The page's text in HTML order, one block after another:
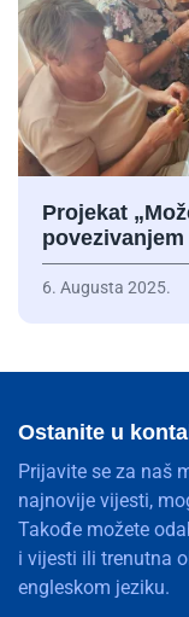
Projekat
6. Augusta 2025.
Ostanite u
Prijavite se za naš
najnovije vijesti,
Takođe možete
i vijesti ili trenutna
engleskom jeziku.